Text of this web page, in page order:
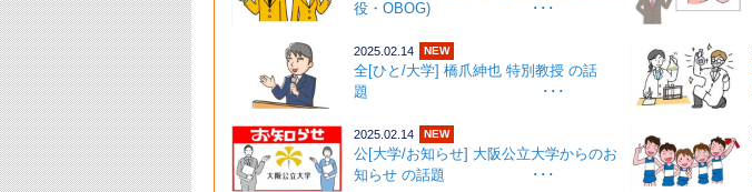
役・OBOG) ･･･
2025.02.14 NEW
全[ひと/大学] 橋爪紳也 特別教授 の話
題 ･･･
2025.02.14 NEW
公[大学/お知らせ] 大阪公立大学からのお
知らせ の話題 ･･･